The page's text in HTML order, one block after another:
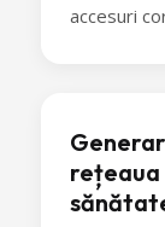
accesuri